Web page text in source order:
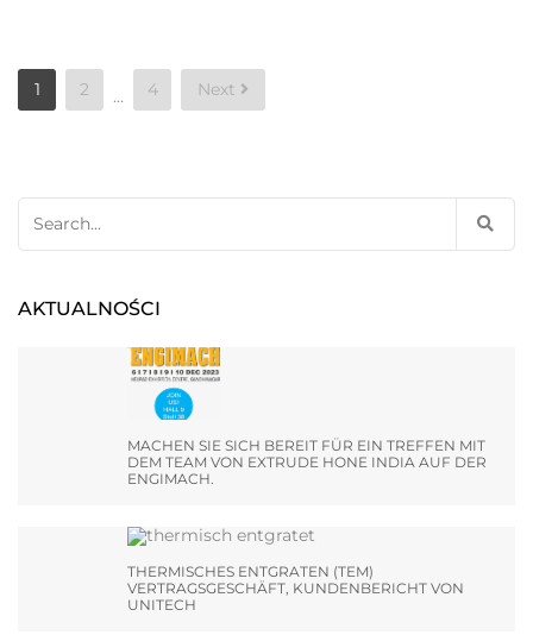
Posts
pagination
1 2 … 4 Next
for:
AKTUALNOŚCI
MACHEN SIE SICH BEREIT FÜR EIN TREFFEN MIT
DEM TEAM VON EXTRUDE HONE INDIA AUF DER
ENGIMACH.
THERMISCHES ENTGRATEN (TEM)
VERTRAGSGESCHÄFT, KUNDENBERICHT VON
UNITECH